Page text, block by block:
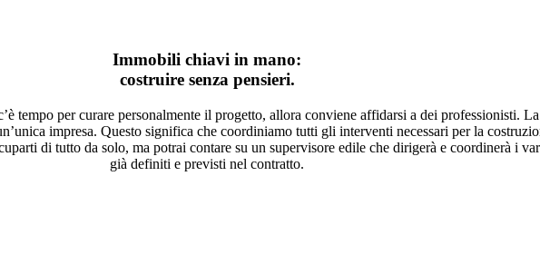
Immobili chiavi in mano:
costruire senza pensieri.
tempo per curare personalmente il progetto, allora conviene affidarsi a dei professionisti.
impresa. Questo significa che coordiniamo tutti gli interventi necessari per la
di tutto da solo, ma potrai contare su un supervisore edile che dirigerà e coordinerà i
già definiti e previsti nel contratto.